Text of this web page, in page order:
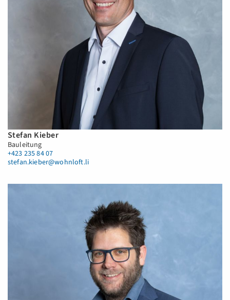
Stefan Kieber
Bauleitung
+423 235 84 07
stefan.kieber@wohnloft.li